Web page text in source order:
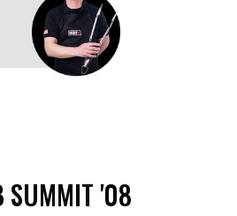
SUMMIT '08